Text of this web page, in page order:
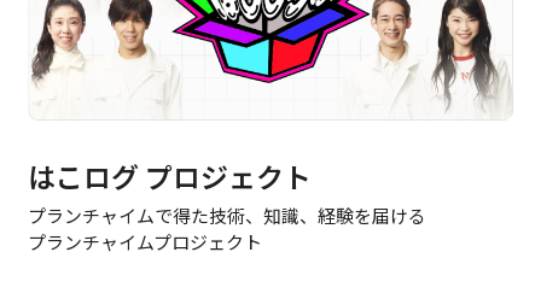
はこログ プロジェクト
プランチャイムで得た技術、知識、経験を届ける
プランチャイムプロジェクト